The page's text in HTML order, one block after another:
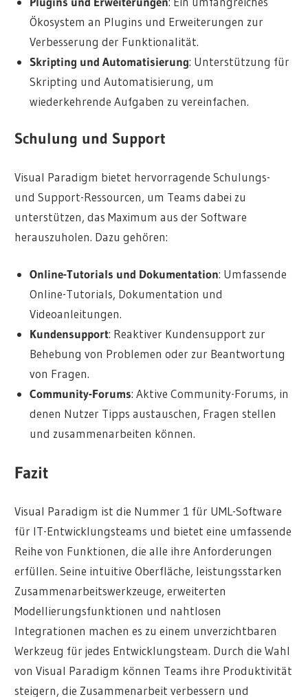
Ökosystem an Plugins und Erweiterungen zur
Verbesserung der Funktionalität.
Skripting und Automatisierung: Unterstützung für
Skripting und Automatisierung, um
wiederkehrende Aufgaben zu vereinfachen.
Schulung und Support
Visual Paradigm bietet hervorragende Schulungs-
und Support-Ressourcen, um Teams dabei zu
unterstützen, das Maximum aus der Software
herauszuholen. Dazu gehören:
Online-Tutorials und Dokumentation: Umfassende
Online-Tutorials, Dokumentation und
Videoanleitungen.
Kundensupport: Reaktiver Kundensupport zur
Behebung von Problemen oder zur Beantwortung
von Fragen.
Community-Forums: Aktive Community-Forums, in
denen Nutzer Tipps austauschen, Fragen stellen
und zusammenarbeiten können.
Fazit
Visual Paradigm ist die Nummer 1 für UML-Software
für IT-Entwicklungsteams und bietet eine umfassende
Reihe von Funktionen, die alle ihre Anforderungen
erfüllen. Seine intuitive Oberfläche, leistungsstarken
Zusammenarbeitswerkzeuge, erweiterten
Modellierungsfunktionen und nahtlosen
Integrationen machen es zu einem unverzichtbaren
Werkzeug für jedes Entwicklungsteam. Durch die Wahl
von Visual Paradigm können Teams ihre Produktivität
steigern, die Zusammenarbeit verbessern und